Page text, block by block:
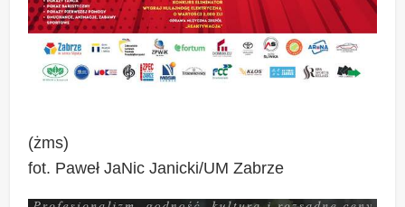
(żms)
fot. Paweł JaNic Janicki/UM Zabrze